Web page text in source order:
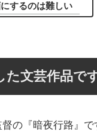
するのは難しい
た文芸作品で
の『暗夜行路』